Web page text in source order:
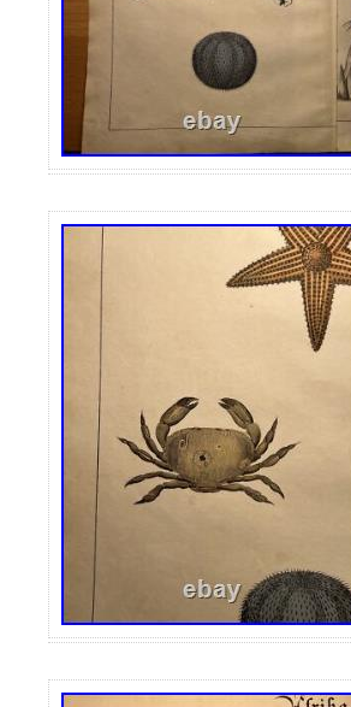
de vous abonner aux
constamment mis à jour
vous surprendre avec
également que toutes
originales imprimées et
peuvent avoir un pli ou
les PIQUEURS SUR
LITHOGRAPHIES,
rapporte. Je ne suis
déterminer avec une
ou telle illustration a été
POUVEZ DONC
D’UN MOIS ET JE